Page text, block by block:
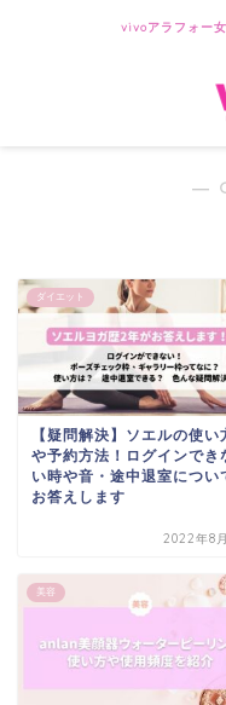
vivoアラフォー
―
ダイエット
【疑問解決】ソエルの使い
や予約方法！ログインでき
い時や音・途中退室につい
お答えします
2022年8
美容